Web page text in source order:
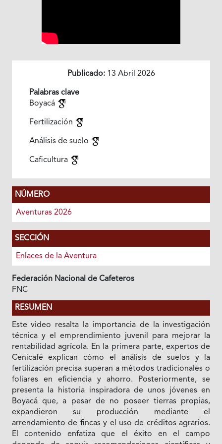
Publicado:13 Abril 2026
Palabras clave
Boyacá
Fertilización
Análisis de suelo
Caficultura
NÚMERO
Aventuras 2026
SECCIÓN
Enlaces de la Aventura
Federación Nacional de Cafeteros
FNC
RESUMEN
Este video resalta la importancia de la investigación
técnica y el emprendimiento juvenil para mejorar la
rentabilidad agrícola. En la primera parte, expertos de
Cenicafé explican cómo el análisis de suelos y la
fertilización precisa superan a métodos tradicionales o
foliares en eficiencia y ahorro. Posteriormente, se
presenta la historia inspiradora de unos jóvenes en
Boyacá que, a pesar de no poseer tierras propias,
expandieron su producción mediante el
arrendamiento de fincas y el uso de créditos agrarios.
El contenido enfatiza que el éxito en el campo